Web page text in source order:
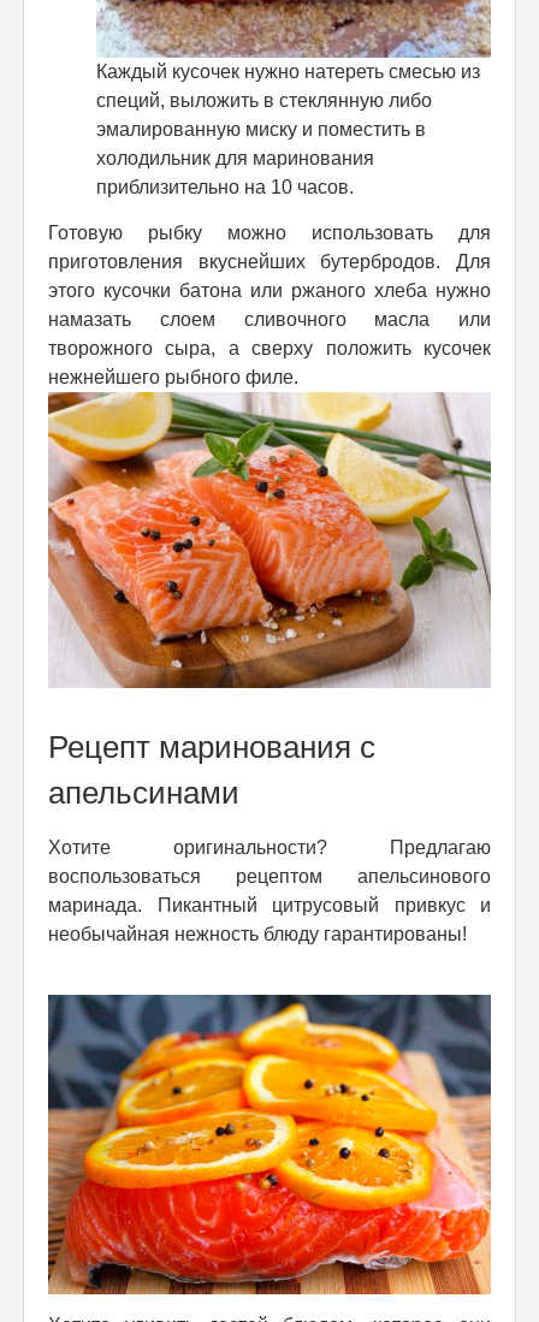
Каждый кусочек нужно натереть смесью из
специй, выложить в стеклянную либо
эмалированную миску и поместить в
холодильник для маринования
приблизительно на 10 часов.
Готовую рыбку можно использовать для
приготовления вкуснейших бутербродов. Для
этого кусочки батона или ржаного хлеба нужно
намазать слоем сливочного масла или
творожного сыра, а сверху положить кусочек
нежнейшего рыбного филе.
Рецепт маринования с
апельсинами
Хотите оригинальности? Предлагаю
воспользоваться рецептом апельсинового
маринада. Пикантный цитрусовый привкус и
необычайная нежность блюду гарантированы!